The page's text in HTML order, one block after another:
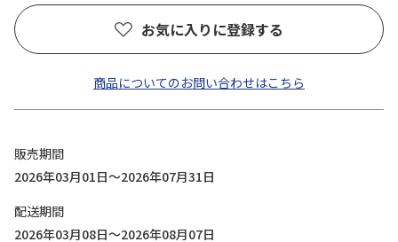
お気に入りに登録する
商品についてのお問い合わせはこちら
販売期間
2026年03月01日～2026年07月31日
配送期間
2026年03月08日～2026年08月07日